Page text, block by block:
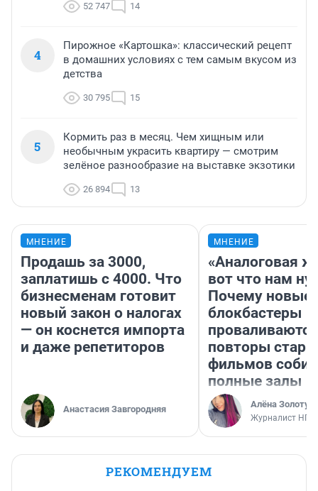
52 747 14
4
Пирожное «Картошка»: классический рецепт
в домашних условиях с тем самым вкусом из
детства
30 795 15
5
Кормить раз в месяц. Чем хищным или
необычным украсить квартиру — смотрим
зелёное разнообразие на выставке экзотики
26 894 13
МНЕНИЕ
Продашь за 3000,
заплатишь с 4000. Что
бизнесменам готовит
новый закон о налогах
— он коснется импорта
и даже репетиторов
Анастасия Завгородняя
МНЕНИЕ
«Аналоговая
вот что нам
Почему новые
блокбастеры
повторы
фильмов
полные залы
Алёна
Журналист НГС
РЕКОМЕНДУЕМ